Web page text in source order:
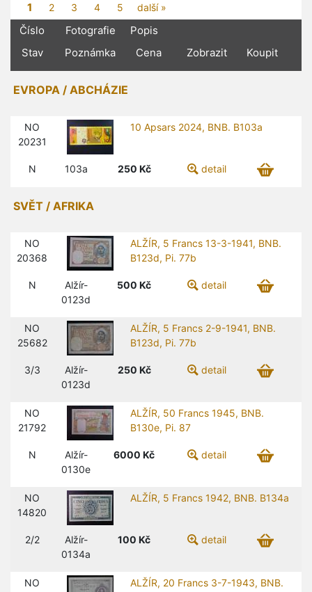
1 2 3 4 5 další »
Číslo Fotografie
Popis
Stav
Poznámka Cena Zobrazit Koupit
EVROPA / ABCHÁZIE
NO
20231
10 Apsars 2024, BNB. B103a
N 103a 250 Kč detail
SVĚT / AFRIKA
NO
20368
ALŽÍR, 5 Francs 13-3-1941, BNB.
B123d, Pi. 77b
N
Alžír-
0123d
500 Kč detail
NO
25682
ALŽÍR, 5 Francs 2-9-1941, BNB.
B123d, Pi. 77b
3/3
Alžír-
0123d
250 Kč detail
NO
21792
ALŽÍR, 50 Francs 1945, BNB.
B130e, Pi. 87
N
Alžír-
0130e
6000 Kč detail
NO
14820
ALŽÍR, 5 Francs 1942, BNB. B134a
2/2
Alžír-
0134a
100 Kč detail
NO
ALŽÍR, 20 Francs 3-7-1943, BNB.